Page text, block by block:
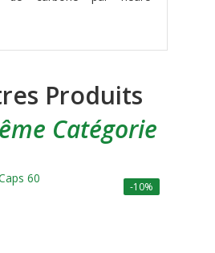
Produits
Catégorie
-10%